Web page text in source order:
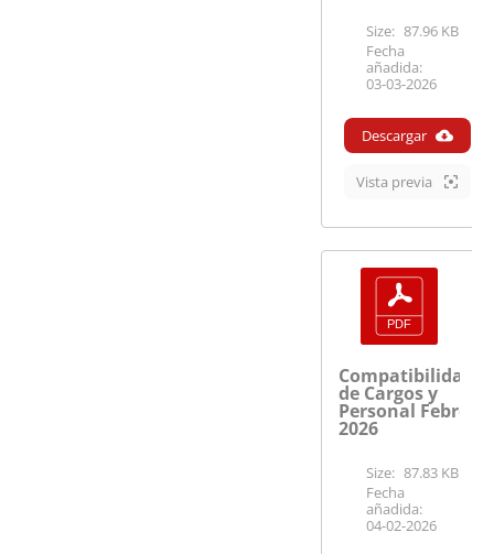
Size: 87.96 KB
Fecha
añadida:
03-03-2026
Descargar
Vista previa
Compatibilidades
de Cargos y
Personal Febrero
2026
Size: 87.83 KB
Fecha
añadida:
04-02-2026